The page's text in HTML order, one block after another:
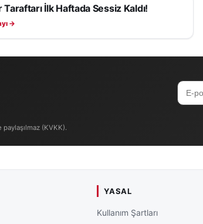
İlk Haftada Sessiz Kaldı!
→
(KVKK).
YASAL
Kullanım Şartları